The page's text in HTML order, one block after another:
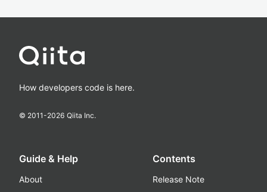
How developers code is here.
© 2011-2026 Qiita Inc.
Guide & Help
About
Contents
Release Note